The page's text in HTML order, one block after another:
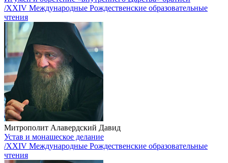
/XXIV Международные Рождественские образовательные
чтения
Митрополит Алавердский Давид
Устав и монашеское делание
/XXIV Международные Рождественские образовательные
чтения